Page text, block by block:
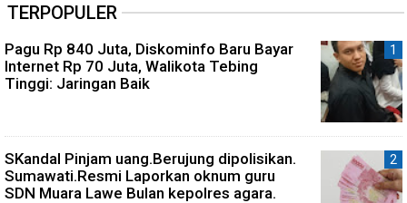
TERPOPULER
Pagu Rp 840 Juta, Diskominfo Baru Bayar
Internet Rp 70 Juta, Walikota Tebing
Tinggi: Jaringan Baik
SKandal Pinjam uang.Berujung dipolisikan.
Sumawati.Resmi Laporkan oknum guru
SDN Muara Lawe Bulan kepolres agara.